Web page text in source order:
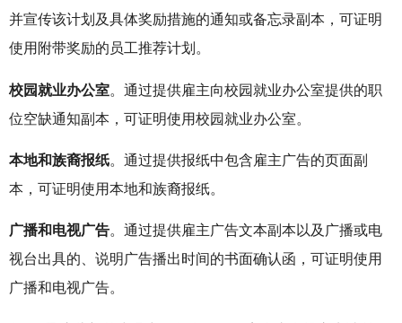
并宣传该计划及具体奖励措施的通知或备忘录副本，可证明
使用附带奖励的员工推荐计划。
校园就业办公室。通过提供雇主向校园就业办公室提供的职
位空缺通知副本，可证明使用校园就业办公室。
本地和族裔报纸。通过提供报纸中包含雇主广告的页面副
本，可证明使用本地和族裔报纸。
广播和电视广告。通过提供雇主广告文本副本以及广播或电
视台出具的、说明广告播出时间的书面确认函，可证明使用
广播和电视广告。